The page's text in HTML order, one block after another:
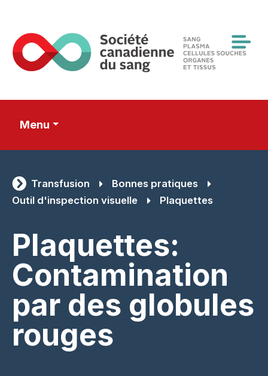
main
content
Menu
Transfusion
Bonnes pratiques
Outil d'inspection visuelle
Plaquettes
Plaquettes:
Contamination
par des globules
rouges